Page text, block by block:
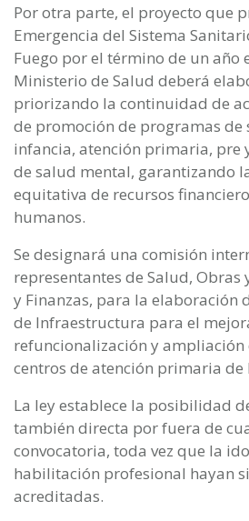
Por otra parte, el proyecto que
Emergencia del Sistema
Fuego por el término de un año
Ministerio de Salud deberá
priorizando la continuidad de
de promoción de programas
infancia, atención primaria, pre
de salud mental, garantizando
equitativa de recursos
humanos.
Se designará una comisión
representantes de Salud, Obras
y Finanzas, para la elaboración
de Infraestructura para el
refuncionalización y ampliación
centros de atención primaria de
La ley establece la posibilidad
también directa por fuera de
convocatoria, toda vez que la
habilitación profesional hayan
acreditadas.